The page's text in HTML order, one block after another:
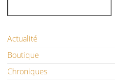
Actualité
Boutique
Chroniques